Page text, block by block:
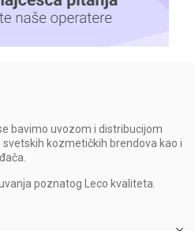
bavimo uvozom i distribucijom
kozmetičkih brendova kao i
poznatog Leco kvaliteta.